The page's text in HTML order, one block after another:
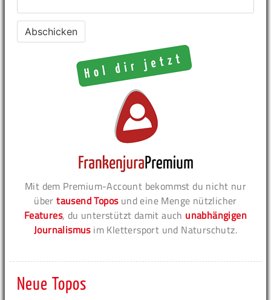
Mit dem Premium-Account bekommst du nicht nur
übertausend Toposund eine Menge nützlicher
Features, du unterstützt damit auch unabhängigen
Journalismusim Klettersport und Naturschutz.
Neue Topos